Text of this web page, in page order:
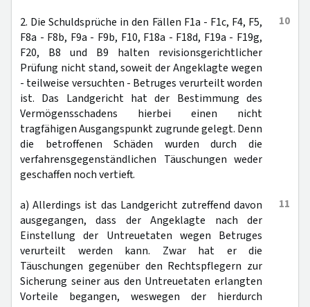
10
2. Die Schuldsprüche in den Fällen F1a - F1c, F4, F5,
F8a - F8b, F9a - F9b, F10, F18a - F18d, F19a - F19g,
F20, B8 und B9 halten revisionsgerichtlicher
Prüfung nicht stand, soweit der Angeklagte wegen
- teilweise versuchten - Betruges verurteilt worden
ist. Das Landgericht hat der Bestimmung des
Vermögensschadens hierbei einen nicht
tragfähigen Ausgangspunkt zugrunde gelegt. Denn
die betroffenen Schäden wurden durch die
verfahrensgegenständlichen Täuschungen weder
geschaffen noch vertieft.
11
a) Allerdings ist das Landgericht zutreffend davon
ausgegangen, dass der Angeklagte nach der
Einstellung der Untreuetaten wegen Betruges
verurteilt werden kann. Zwar hat er die
Täuschungen gegenüber den Rechtspflegern zur
Sicherung seiner aus den Untreuetaten erlangten
Vorteile begangen, weswegen der hierdurch